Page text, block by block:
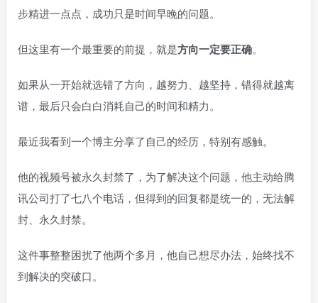
步精进一点点，成功只是时间早晚的问题。
但这里有一个最重要的前提，就是方向一定要正确。
如果从一开始就选错了方向，越努力、越坚持，错得就越离
谱，最后只会白白消耗自己的时间和精力。
最近我看到一个博主分享了自己的经历，特别有感触。
他的视频号被永久封禁了，为了解决这个问题，他主动给腾
讯公司打了七八个电话，但得到的回复都是统一的，无法解
封、永久封禁。
这件事整整困扰了他两个多月，他自己想尽办法，始终找不
到解决的突破口。